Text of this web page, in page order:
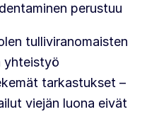
perustuu
tulliviranomaisten
yhteistyö
tarkastukset –
viejän luona eivät